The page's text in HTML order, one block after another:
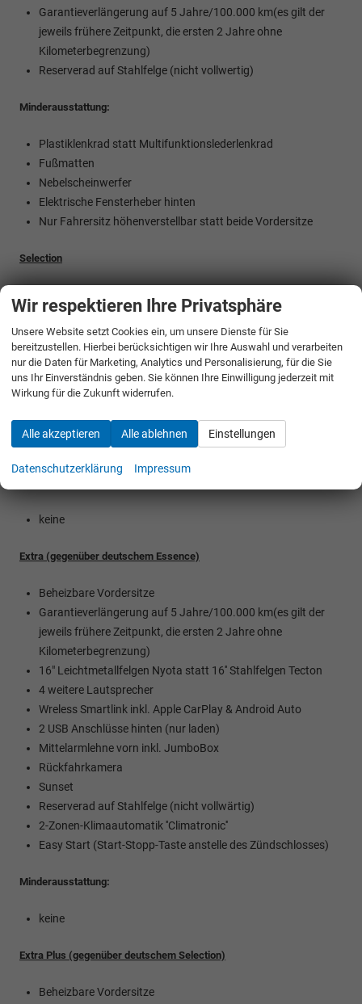
Garantieverlängerung auf 5 Jahre/100.000 km(es gilt der
jeweils frühere Zeitpunkt, die ersten 2 Jahre ohne
Kilometerbegrenzung)
Reserverad auf Stahlfelge (nicht vollwertig)
Minderausstattung:
Plastiklenkrad statt Multifunktionslederlenkrad
Fußmatten
Nebelscheinwerfer
Elektrische Fensterheber hinten
Nur Fahrersitz höhenverstellbar statt beide Vordersitze
Selection
Beheizbare Vordersitze
Garantieverlängerung auf 5 Jahre/100.000 km(es gilt der
jeweils frühere Zeitpunkt, die ersten 2 Jahre ohne
Kilometerbegrenzung)
sind kostenlos wählbar)
Reserverad auf Stahlfelge (nicht vollwertig)
keine
Extra (gegenüber deutschem Essence)
Beheizbare Vordersitze
Garantieverlängerung auf 5 Jahre/100.000 km(es gilt der
jeweils frühere Zeitpunkt, die ersten 2 Jahre ohne
Kilometerbegrenzung)
16" Leichtmetallfelgen Nyota statt 16'' Stahlfelgen Tecton
4 weitere Lautsprecher
Wreless Smartlink inkl. Apple CarPlay & Android Auto
2 USB Anschlüsse hinten (nur laden)
Mittelarmlehne vorn inkl. JumboBox
Rückfahrkamera
Sunset
Reserverad auf Stahlfelge (nicht vollwärtig)
2-Zonen-Klimaautomatik ''Climatronic''
Easy Start (Start-Stopp-Taste anstelle des Zündschlosses)
Minderausstattung:
keine
Extra Plus (gegenüber deutschem Selection)
Beheizbare Vordersitze
Wir respektieren Ihre Privatsphäre
Unsere Website setzt Cookies ein, um unsere Dienste für Sie
bereitzustellen. Hierbei berücksichtigen wir Ihre Auswahl und verarbeiten
nur die Daten für Marketing, Analytics und Personalisierung, für die Sie
uns Ihr Einverständnis geben. Sie können Ihre Einwilligung jederzeit mit
Wirkung für die Zukunft widerrufen.
Alle akzeptieren Alle ablehnen Einstellungen
Datenschutzerklärung Impressum